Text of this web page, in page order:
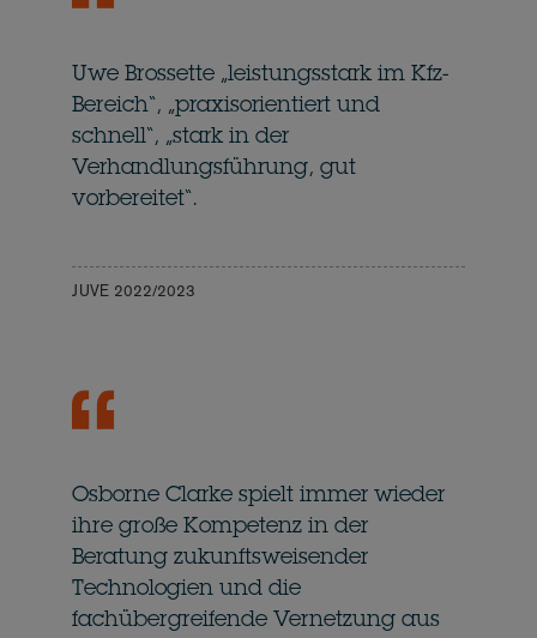
Uwe Brossette „leistungsstark im Kfz-
Bereich“, „praxisorientiert und
schnell“, „stark in der
Verhandlungsführung, gut
vorbereitet“.
JUVE 2022/2023
Osborne Clarke spielt immer wieder
ihre große Kompetenz in der
Beratung zukunftsweisender
Technologien und die
fachübergreifende Vernetzung aus